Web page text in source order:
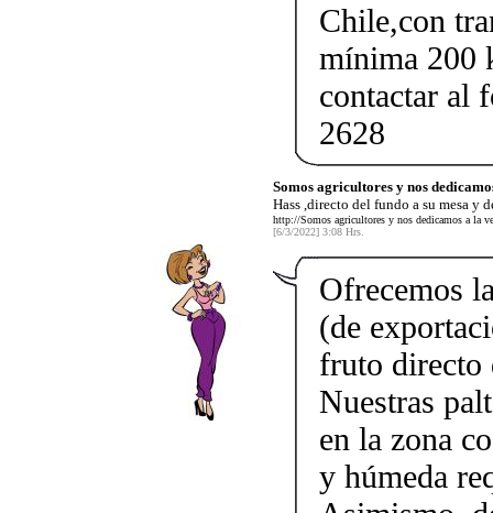
Chile,con
mínima 200
contactar al
2628
Somos agricultores y nos
Hass ,directo del fundo a su mesa y
http://Somos agricultores y nos dedicamos a la
[6/3/2022] 3:08 Hrs.
Ofrecemos
(de
fruto directo
Nuestras
en la zona
y húmeda